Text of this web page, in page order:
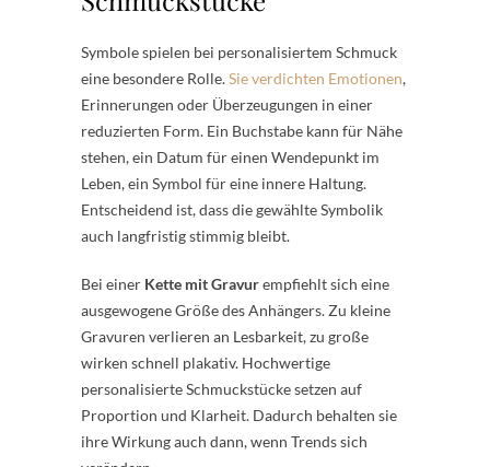
Symbole spielen bei personalisiertem Schmuck
eine besondere Rolle.Sie verdichten Emotionen,
Erinnerungen oder Überzeugungen in einer
reduzierten Form. Ein Buchstabe kann für Nähe
stehen, ein Datum für einen Wendepunkt im
Leben, ein Symbol für eine innere Haltung.
Entscheidend ist, dass die gewählte Symbolik
auch langfristig stimmig bleibt.
Bei einer Kette mit Gravurempfiehlt sich eine
ausgewogene Größe des Anhängers. Zu kleine
Gravuren verlieren an Lesbarkeit, zu große
wirken schnell plakativ. Hochwertige
personalisierte Schmuckstücke setzen auf
Proportion und Klarheit. Dadurch behalten sie
ihre Wirkung auch dann, wenn Trends sich